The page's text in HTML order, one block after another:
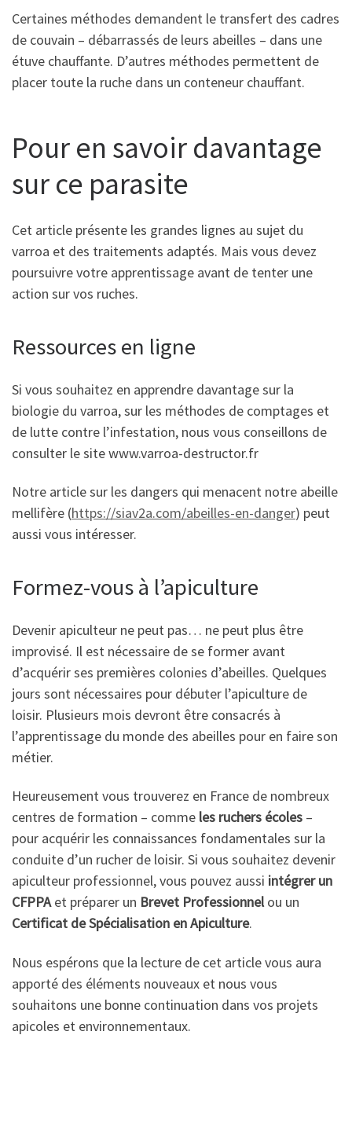
Certaines méthodes demandent le transfert des cadres
de couvain – débarrassés de leurs abeilles – dans une
étuve chauffante. D’autres méthodes permettent de
placer toute la ruche dans un conteneur chauffant.
Pour en savoir davantage
sur ce parasite
Cet article présente les grandes lignes au sujet du
varroa et des traitements adaptés. Mais vous devez
poursuivre votre apprentissage avant de tenter une
action sur vos ruches.
Ressources en ligne
Si vous souhaitez en apprendre davantage sur la
biologie du varroa, sur les méthodes de comptages et
de lutte contre l’infestation, nous vous conseillons de
consulter le site www.varroa-destructor.fr
Notre article sur les dangers qui menacent notre abeille
mellifère (https://siav2a.com/abeilles-en-danger) peut
aussi vous intéresser.
Formez-vous à l’apiculture
Devenir apiculteur ne peut pas… ne peut plus être
improvisé. Il est nécessaire de se former avant
d’acquérir ses premières colonies d’abeilles. Quelques
jours sont nécessaires pour débuter l’apiculture de
loisir. Plusieurs mois devront être consacrés à
l’apprentissage du monde des abeilles pour en faire son
métier.
Heureusement vous trouverez en France de nombreux
centres de formation – comme les ruchers écoles –
pour acquérir les connaissances fondamentales sur la
conduite d’un rucher de loisir. Si vous souhaitez devenir
apiculteur professionnel, vous pouvez aussi intégrer un
CFPPAet préparer un Brevet Professionnelou un
Certificat de Spécialisation en Apiculture.
Nous espérons que la lecture de cet article vous aura
apporté des éléments nouveaux et nous vous
souhaitons une bonne continuation dans vos projets
apicoles et environnementaux.